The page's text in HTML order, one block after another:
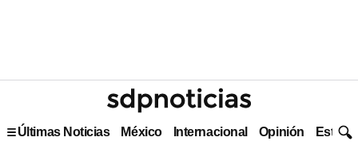
Últimas Noticias México Internacional Opinión Estilo